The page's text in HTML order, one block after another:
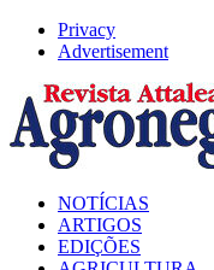
Privacy
Advertisement
NOTÍCIAS
ARTIGOS
EDIÇÕES